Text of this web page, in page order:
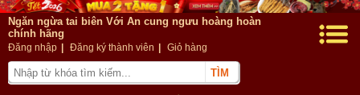
Ngăn ngừa tai biên Với An cung ngưu hoàng hoàn
chính hãng
Đăng nhập Đăng ký thành viên Giỏ hàng